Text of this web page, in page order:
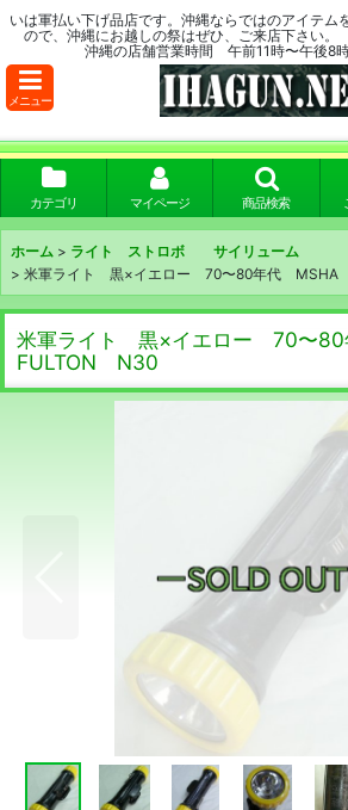
いは軍払い下げ品店です。沖縄ならではのアイテム
ので、沖縄にお越しの祭はぜひ
沖縄の店舗営業時間 午前11時〜午
メニュー
カテゴリ マイページ 商品検索
ホーム > ライト ストロボ サイリューム
> 米軍ライト 黒×イエロー 70〜80年代
米軍ライト 黒×イエロー 70〜
FULTON N30